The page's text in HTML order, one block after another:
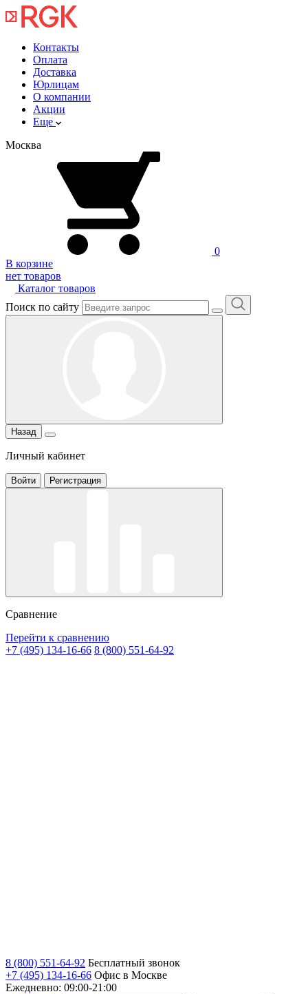
Контакты
Оплата
Доставка
Юрлицам
О компании
Акции
Еще
Москва
0
В корзине
нет товаров
Каталог товаров
Поиск по сайту
Назад
Личный кабинет
Войти Регистрация
Сравнение
Перейти к сравнению
+7 (495) 134-16-66 8 (800) 551-64-92
8 (800) 551-64-92 Бесплатный звонок
+7 (495) 134-16-66 Офис в Москве
Ежедневно: 09:00-21:00